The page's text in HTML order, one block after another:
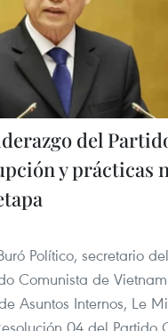
del
y prácticas
Político, secretario
Comunista de
Asuntos Internos, Le
04 del Partido